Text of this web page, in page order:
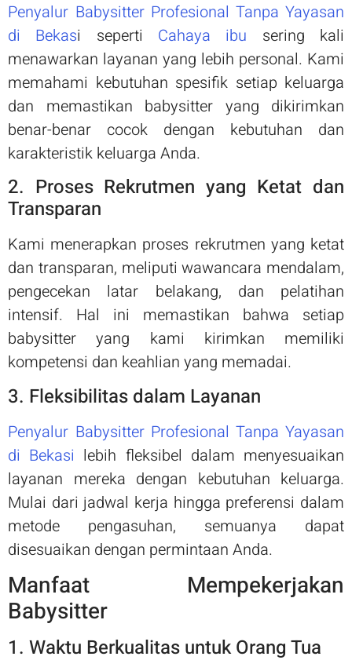
Penyalur Babysitter Profesional Tanpa Yayasan
di Bekasi seperti Cahaya ibu sering kali
menawarkan layanan yang lebih personal. Kami
memahami kebutuhan spesifik setiap keluarga
dan memastikan babysitter yang dikirimkan
benar-benar cocok dengan kebutuhan dan
karakteristik keluarga Anda.
2. Proses Rekrutmen yang Ketat dan
Transparan
Kami menerapkan proses rekrutmen yang ketat
dan transparan, meliputi wawancara mendalam,
pengecekan latar belakang, dan pelatihan
intensif. Hal ini memastikan bahwa setiap
babysitter yang kami kirimkan memiliki
kompetensi dan keahlian yang memadai.
3. Fleksibilitas dalam Layanan
Penyalur Babysitter Profesional Tanpa Yayasan
di Bekasi lebih fleksibel dalam menyesuaikan
layanan mereka dengan kebutuhan keluarga.
Mulai dari jadwal kerja hingga preferensi dalam
metode pengasuhan, semuanya dapat
disesuaikan dengan permintaan Anda.
Manfaat Mempekerjakan
Babysitter
1. Waktu Berkualitas untuk Orang Tua